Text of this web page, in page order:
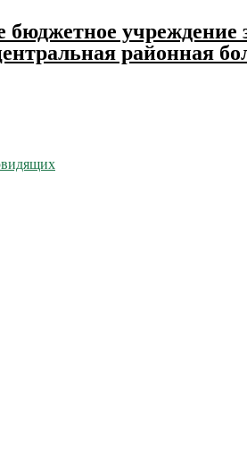
бюджетное учреждение
районная